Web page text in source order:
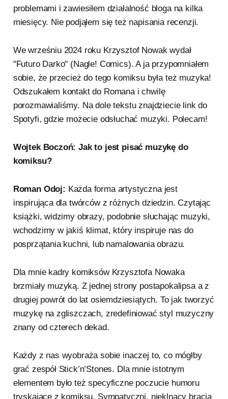
problemami i zawiesiłem działalność bloga na kilka
miesięcy. Nie podjąłem się też napisania recenzji.
We wrześniu 2024 roku Krzysztof Nowak wydał
"Futuro Darko" (Nagle! Comics). A ja przypomniałem
sobie, że przecież do tego komiksu była też muzyka!
Odszukałem kontakt do Romana i chwilę
porozmawialiśmy. Na dole tekstu znajdziecie link do
Spotyfi, gdzie możecie odsłuchać muzyki. Polecam!
Wojtek Boczoń: Jak to jest pisać muzykę do
komiksu?
Roman Odoj: Każda forma artystyczna jest
inspirująca dla twórców z różnych dziedzin. Czytając
książki, widzimy obrazy, podobnie słuchając muzyki,
wchodzimy w jakiś klimat, który inspiruje nas do
posprzątania kuchni, lub namalowania obrazu.
Dla mnie kadry komiksów Krzysztofa Nowaka
brzmiały muzyką. Z jednej strony postapokalipsa a z
drugiej powrót do lat osiemdziesiątych. To jak tworzyć
muzykę na zgliszczach, zredefiniować styl muzyczny
znany od czterech dekad.
Każdy z nas wyobraża sobie inaczej to, co mógłby
grać zespół Stick’n’Stones. Dla mnie istotnym
elementem było też specyficzne poczucie humoru
tryskające z komiksu. Sympatyczni, nieklnący bracia